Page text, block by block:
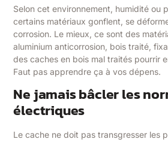
Selon cet environnement, humidité ou
certains matériaux gonflent, se
corrosion. Le mieux, ce sont des
aluminium anticorrosion, bois traité,
des caches en bois mal traités pourrir
Faut pas apprendre ça à vos dépens.
Ne jamais bâcler les
électriques
Le cache ne doit pas transgresser les